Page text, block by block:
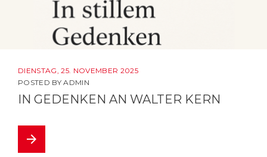
DIENSTAG, 25. NOVEMBER 2025
POSTED BYADMIN
IN GEDENKEN AN WALTER KERN
arrow_forward